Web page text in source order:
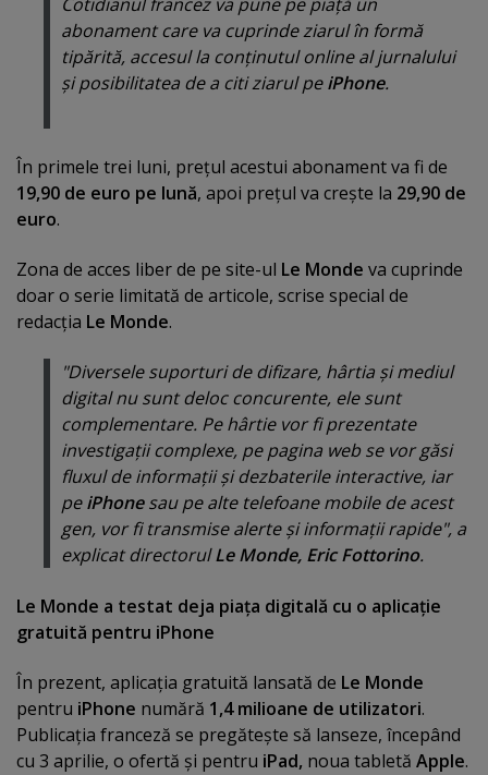
abonament care va cuprinde ziarul în formă
tipărită, accesul la conţinutul online al jurnalului
şi posibilitatea de a citi ziarul peiPhone.
În primele trei luni, preţul acestui abonament va fi de
19,90 de euro pe lună, apoi preţul va creşte la 29,90 de
euro.
Zona de acces liber de pe site-ul Le Monde va cuprinde
doar o serie limitată de articole, scrise special de
redacţia Le Monde.
"Diversele suporturi de difizare, hârtia şi mediul
digital nu sunt deloc concurente, ele sunt
complementare. Pe hârtie vor fi prezentate
investigaţii complexe, pe pagina web se vor găsi
fluxul de informaţii şi dezbaterile interactive, iar
peiPhonesau pe alte telefoane mobile de acest
gen, vor fi transmise alerte şi informaţii rapide", a
explicat directorulLe Monde, Eric Fottorino.
Le Monde a testat deja piaţa digitală cu o aplicaţie
gratuită pentru iPhone
În prezent, aplicaţia gratuită lansată de Le Monde
pentru iPhone numără 1,4 milioane de utilizatori.
Publicaţia franceză se pregăteşte să lanseze, începând
cu 3 aprilie, o ofertă şi pentru iPad, noua tabletă Apple.